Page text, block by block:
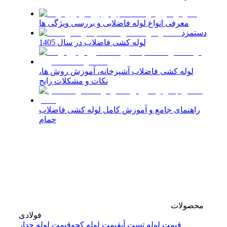
معرفی انواع لوله فاضلابی و بررسی ویژگی‌ ها
دستمزد
لوله کشی فاضلاب در سال 1405
لوله کشی فاضلاب آشپزخانه، آموزش روش ها،
نکات و مشکلات رایج
راهنمای جامع و آموزش کامل لوله کشی فاضلاب
حمام
محصولات
فولادی
قیمت لوله تست آبقیمت لوله کچوقیمت لوله جدار